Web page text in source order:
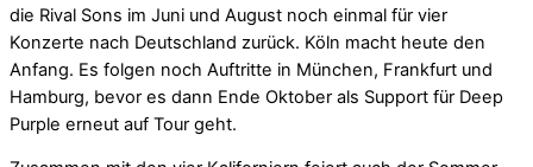
die Rival Sons im Juni und August noch einmal für vier
Konzerte nach Deutschland zurück. Köln macht heute den
Anfang. Es folgen noch Auftritte in München, Frankfurt und
Hamburg, bevor es dann Ende Oktober als Support für Deep
Purple erneut auf Tour geht.